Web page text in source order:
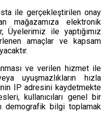
ile gerçekleştirilen onay
mağazamıza elektronik
ile yaptığımız
amaçlar ve kapsam
ve verilen hizmet ile
uyuşmazlıkların hızla
IP adresini kaydetmekte
kullanıcıları genel bir
demografik bilgi toplamak